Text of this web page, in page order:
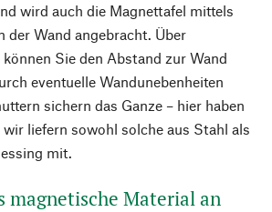
wird auch die Magnettafel mittels
der Wand angebracht. Über
Sie den Abstand zur Wand
eventuelle Wandunebenheiten
sichern das Ganze – hier haben
wir liefern sowohl solche aus Stahl als
mit.
magnetische Material an